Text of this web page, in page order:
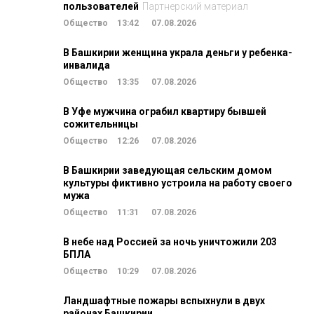
пользователей Партнерский материал
Общество 13:42 07.08.2026
В Башкирии женщина украла деньги у ребенка-
инвалида
Общество 13:35 07.08.2026
В Уфе мужчина ограбил квартиру бывшей
сожительницы
Общество 12:26 07.08.2026
В Башкирии заведующая сельским домом
культуры фиктивно устроила на работу своего
мужа
Общество 11:31 07.08.2026
В небе над Россией за ночь уничтожили 203
БПЛА
Общество 10:29 07.08.2026
Ландшафтные пожары вспыхнули в двух